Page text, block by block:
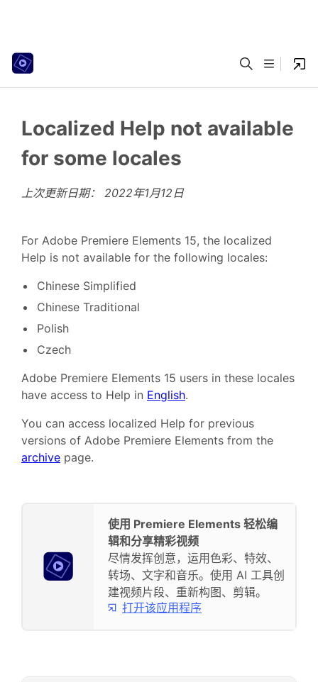
Localized Help not available
for some locales
上次更新日期： 2022年1月12日
For Adobe Premiere Elements 15, the localized
Help is not available for the following locales:
Chinese Simplified
Chinese Traditional
Polish
Czech
Adobe Premiere Elements 15 users in these locales
have access to Help in English.
You can access localized Help for previous
versions of Adobe Premiere Elements from the
archive page.
使用 Premiere Elements 轻松编
辑和分享精彩视频
尽情发挥创意，运用色彩、特效、
转场、文字和音乐。使用 AI 工具创
建视频片段、重新构图、剪辑。
打开该应用程序